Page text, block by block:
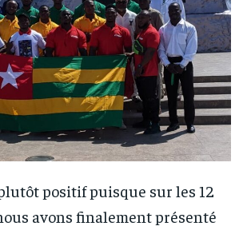
positif puisque sur les 12
avons finalement présenté